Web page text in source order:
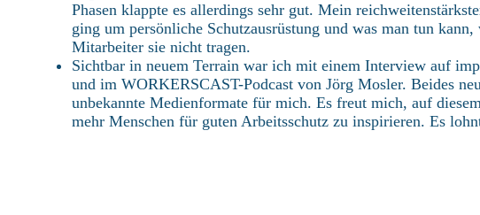
Phasen klappte es allerdings sehr gut. Mein
ging um persönliche Schutzausrüstung und was man tun kann,
Mitarbeiter sie nicht tragen.
Sichtbar in neuem Terrain war ich mit einem Interview auf
und imWORKERSCAST-Podcast von Jörg Mosler. Beides
unbekannte Medienformate für mich. Es freut mich, auf
mehr Menschen für guten Arbeitsschutz zu inspirieren. Es